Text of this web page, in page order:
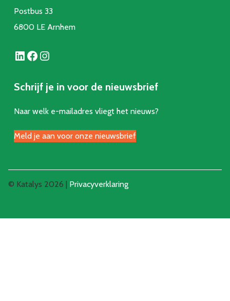
Postbus 33
6800 LE Arnhem
LinkedIn Facebook Instagram
Schrijf je in voor de nieuwsbrief
Naar welk e-mailadres vliegt het nieuws?
Meld je aan voor onze nieuwsbrief
© Katalys 2026 | Privacyverklaring